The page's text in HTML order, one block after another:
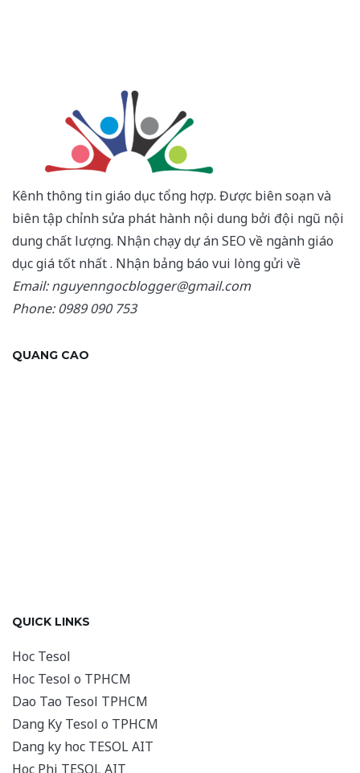
Kênh thông tin giáo dục tổng hợp. Được biên soạn và
biên tập chỉnh sửa phát hành nội dung bởi đội ngũ nội
dung chất lượng. Nhận chạy dự án SEO về ngành giáo
dục giá tốt nhất . Nhận bảng báo vui lòng gửi về
Email: nguyenngocblogger@gmail.com
Phone: 0989 090 753
QUANG CAO
QUICK LINKS
Hoc Tesol
Hoc Tesol o TPHCM
Dao Tao Tesol TPHCM
Dang Ky Tesol o TPHCM
Dang ky hoc TESOL AIT
Hoc Phi TESOL AIT